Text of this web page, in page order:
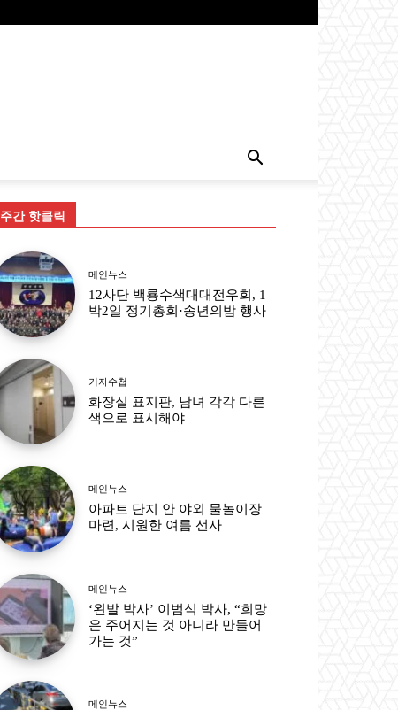
주간 핫클릭
메인뉴스
12사단 백룡수색대대전우회, 1
박2일 정기총회·송년의밤 행사
기자수첩
화장실 표지판, 남녀 각각 다른
색으로 표시해야
메인뉴스
아파트 단지 안 야외 물놀이장
마련, 시원한 여름 선사
메인뉴스
‘왼발 박사’ 이범식 박사, “희망
은 주어지는 것 아니라 만들어
가는 것”
메인뉴스